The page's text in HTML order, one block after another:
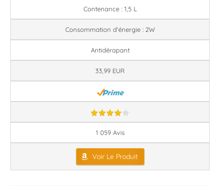
Contenance : 1,5 L
Consommation d'énergie : 2W
Antidérapant
33,99 EUR
1 059 Avis
Voir Le Produit